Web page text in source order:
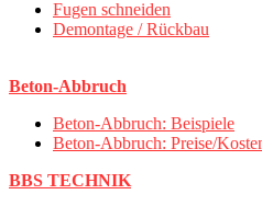
Fugen schneiden
Demontage / Rückbau
Beton-Abbruch
Beton-Abbruch: Beispiele
Beton-Abbruch: Preise/
BBS TECHNIK